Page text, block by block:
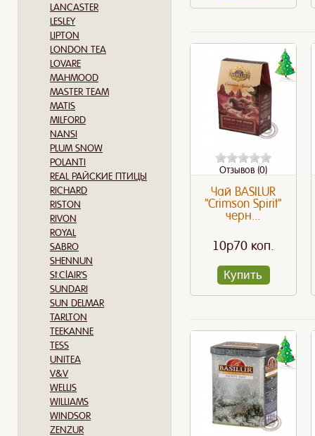
LANCASTER
LESLEY
LIPTON
LONDON TEA
LOVARE
MAHMOOD
MASTER TEAM
MATIS
MILFORD
NANSI
PLUM SNOW
POLANTI
REAL РАЙСКИЕ ПТИЦЫ
RICHARD
RISTON
RIVON
ROYAL
SABRO
SHENNUN
St.ClAIR'S
SUNDARI
SUN DELMAR
TARLTON
TEEKANNE
TESS
UNITEA
V&V
WELLIS
WILLIAMS
WINDSOR
ZENZUR
Отзывов (0)
Чай BASILUR
"Crimson Spirit"
черн...
10p70 коп.
Купить